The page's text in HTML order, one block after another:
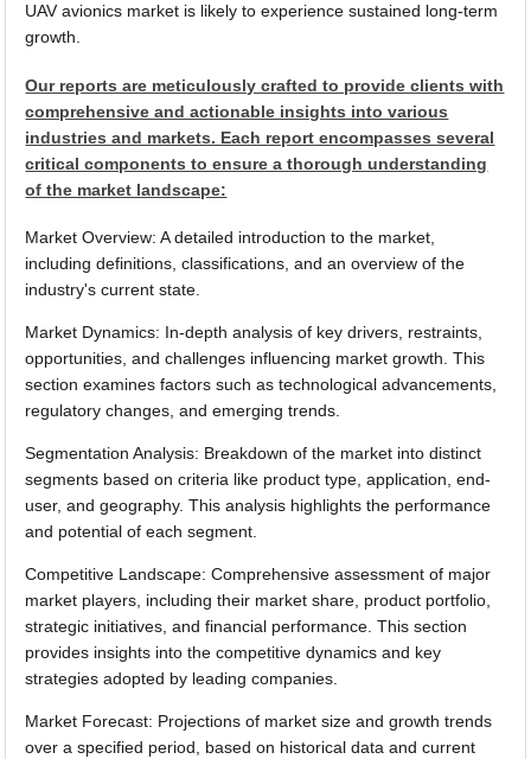
UAV avionics market is likely to experience sustained long-term
growth.
Our reports are meticulously crafted to provide clients with
comprehensive and actionable insights into various
industries and markets. Each report encompasses several
critical components to ensure a thorough understanding
of the market landscape:
Market Overview: A detailed introduction to the market,
including definitions, classifications, and an overview of the
industry's current state.
Market Dynamics: In-depth analysis of key drivers, restraints,
opportunities, and challenges influencing market growth. This
section examines factors such as technological advancements,
regulatory changes, and emerging trends.
Segmentation Analysis: Breakdown of the market into distinct
segments based on criteria like product type, application, end-
user, and geography. This analysis highlights the performance
and potential of each segment.
Competitive Landscape: Comprehensive assessment of major
market players, including their market share, product portfolio,
strategic initiatives, and financial performance. This section
provides insights into the competitive dynamics and key
strategies adopted by leading companies.
Market Forecast: Projections of market size and growth trends
over a specified period, based on historical data and current